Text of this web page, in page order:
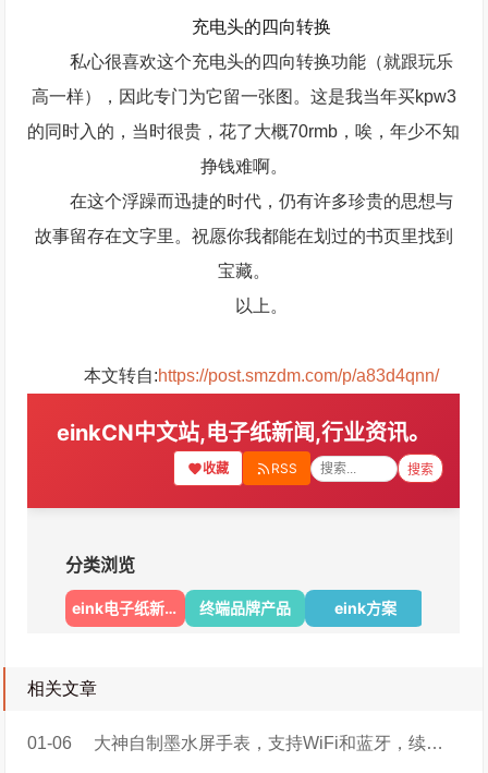
充电头的四向转换
私心很喜欢这个充电头的四向转换功能（就跟玩乐
高一样），因此专门为它留一张图。这是我当年买kpw3
的同时入的，当时很贵，花了大概70rmb，唉，年少不知
挣钱难啊。
在这个浮躁而迅捷的时代，仍有许多珍贵的思想与
故事留存在文字里。祝愿你我都能在划过的书页里找到
宝藏。
以上。
本文转自:https://post.smzdm.com/p/a83d4qnn/
相关文章
01-06 大神自制墨水屏手表，支持WiFi和蓝牙，续航可达5天